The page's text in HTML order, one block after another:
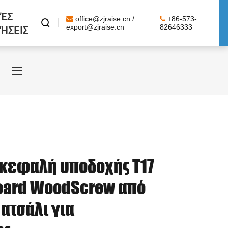

office@zjraise.cn /
export@zjraise.cn
+86-573-
82646333
υποδοχής T17
WoodScrew από
για